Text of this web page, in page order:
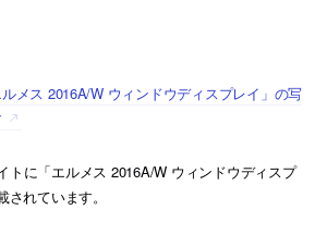
メス 2016A/W ウィンドウディスプレイ」の写
トに「エルメス 2016A/W ウィンドウディスプ
れています。